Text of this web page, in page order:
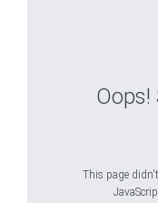
This page